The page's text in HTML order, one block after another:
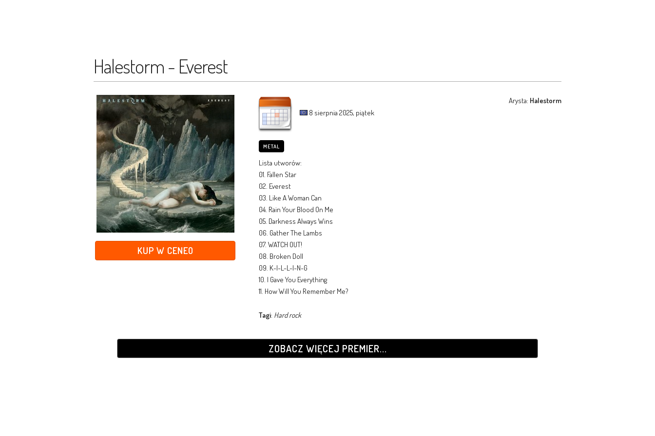
Halestorm - Everest
KUP W CENEO
8 sierpnia 2025, piątek
Arysta: Halestorm
METAL
Lista utworów:
01. Fallen Star
02. Everest
03. Like A Woman Can
04. Rain Your Blood On Me
05. Darkness Always Wins
06. Gather The Lambs
07. WATCH OUT!
08. Broken Doll
09. K-I-L-L-I-N-G
10. I Gave You Everything
11. How Will You Remember Me?
Tagi: Hard rock
ZOBACZ WIĘCEJ PREMIER...